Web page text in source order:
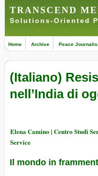
TRANSCEND
Solutions-Oriented
Home Archive Peace
(Italiano)
nell’India di
Elena Camino | Centro Studi
Service
Il mondo in